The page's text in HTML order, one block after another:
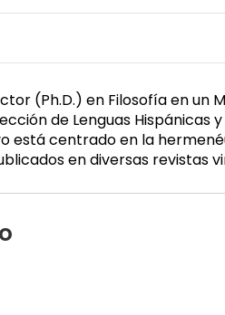
(Ph.D.) en Filosofía en un
de Lenguas Hispánicas
está centrado en la
en diversas revistas